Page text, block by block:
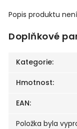
Popis produktu
Doplňkové
Kategorie:
Hmotnost:
EAN:
Položka byla